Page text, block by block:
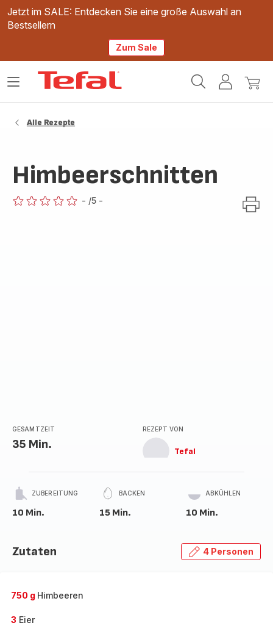
Jetzt im SALE: Entdecken Sie eine große Auswahl an
Bestsellern
Zum Sale
Mein
Mein
Das
Alle Rezepte
Himbeerschnitten
- /5 -
GESAMTZEIT
35 Min.
REZEPT VON
Tefal
ZUBEREITUNG
10 Min.
BACKEN
15 Min.
ABKÜHLEN
10 Min.
Zutaten 4 Personen
750 g Himbeeren
3 Eier